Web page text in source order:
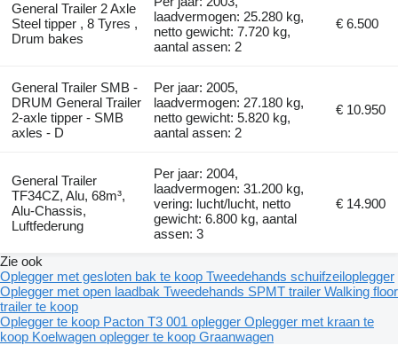
General Trailer 2 Axle
Steel tipper , 8 Tyres ,
Drum bakes
laadvermogen: 25.280 kg,
netto gewicht: 7.720 kg,
aantal assen: 2
€ 6.500
General Trailer SMB -
DRUM General Trailer
2-axle tipper - SMB
axles - D
Per jaar: 2005,
laadvermogen: 27.180 kg,
netto gewicht: 5.820 kg,
aantal assen: 2
€ 10.950
General Trailer
TF34CZ, Alu, 68m³,
Alu-Chassis,
Luftfederung
Per jaar: 2004,
laadvermogen: 31.200 kg,
vering: lucht/lucht, netto
gewicht: 6.800 kg, aantal
assen: 3
€ 14.900
Zie ook
Oplegger met gesloten bak te koop Tweedehands schuifzeiloplegger
Oplegger met open laadbak Tweedehands SPMT trailer Walking floor
trailer te koop
Oplegger te koop Pacton T3 001 oplegger Oplegger met kraan te
koop Koelwagen oplegger te koop Graanwagen